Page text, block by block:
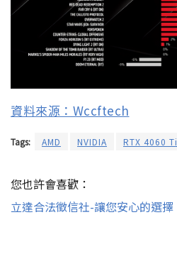
資料來源：Wccftech
Tags: AMD NVIDIA RTX 4060 Ti
您也許會喜歡：
立達合法徵信社-讓您安心的選擇